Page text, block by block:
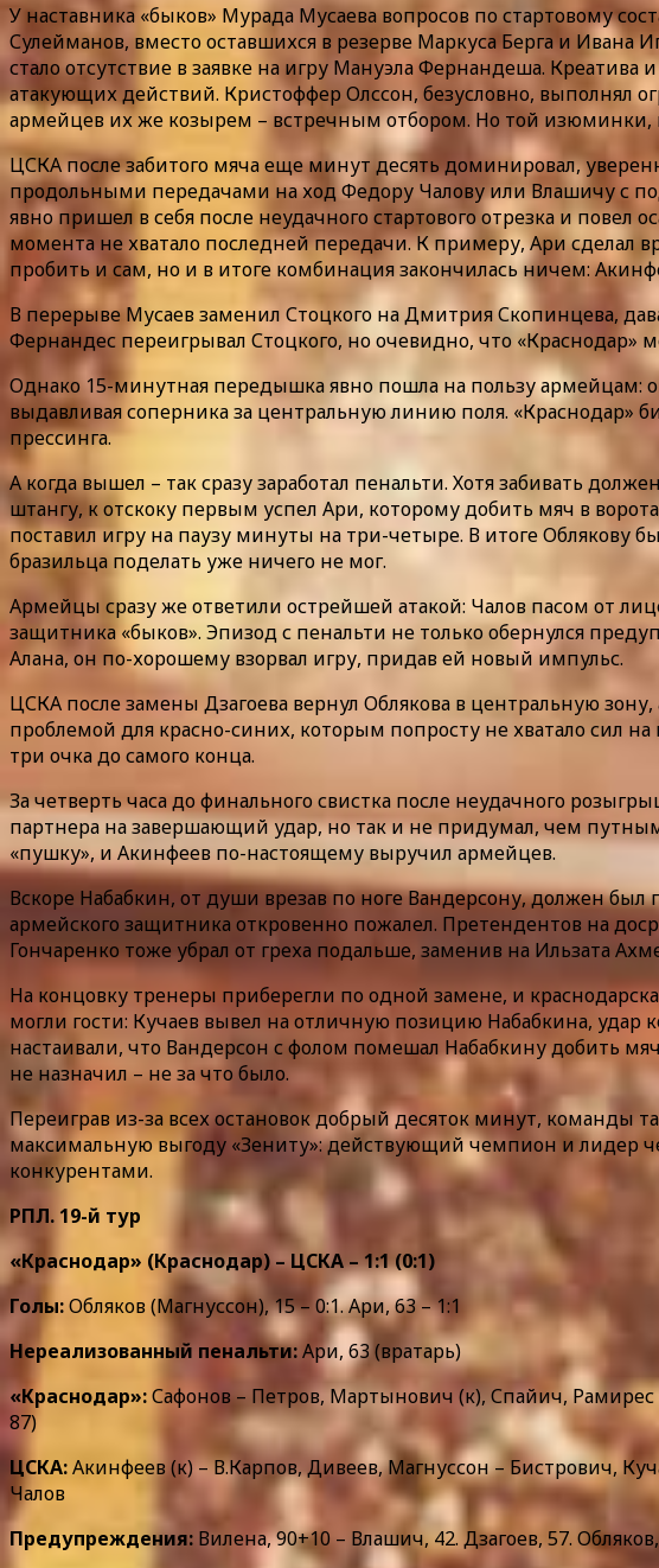
У наставника «быков» Мурада Мусаева вопросов по стартовому
Сулейманов, вместо оставшихся в резерве Маркуса Берга и
стало отсутствие в заявке на игру Мануэла Фернандеша.
атакующих действий. Кристоффер Олссон, безусловно, выполнял
армейцев их же козырем – встречным отбором. Но той изюминки,
ЦСКА после забитого мяча еще минут десять доминировал,
продольными передачами на ход Федору Чалову или Влашичу с
явно пришел в себя после неудачного стартового отрезка и повел
момента не хватало последней передачи. К примеру, Ари сделал
пробить и сам, но и в итоге комбинация закончилась ничем:
В перерыве Мусаев заменил Стоцкого на Дмитрия Скопинцева,
Фернандес переигрывал Стоцкого, но очевидно, что «Краснодар»
Однако 15-минутная передышка явно пошла на пользу армейцам:
выдавливая соперника за центральную линию поля. «Краснодар»
прессинга.
А когда вышел – так сразу заработал пенальти. Хотя забивать
штангу, к отскоку первым успел Ари, которому добить мяч в
поставил игру на паузу минуты на три-четыре. В итоге Облякову
бразильца поделать уже ничего не мог.
Армейцы сразу же ответили острейшей атакой: Чалов пасом от
защитника «быков». Эпизод с пенальти не только обернулся
Алана, он по-хорошему взорвал игру, придав ей новый импульс.
ЦСКА после замены Дзагоева вернул Облякова в центральную
проблемой для красно-синих, которым попросту не хватало сил
три очка до самого конца.
За четверть часа до финального свистка после неудачного
партнера на завершающий удар, но так и не придумал, чем
«пушку», и Акинфеев по-настоящему выручил армейцев.
Вскоре Набабкин, от души врезав по ноге Вандерсону, должен был
армейского защитника откровенно пожалел. Претендентов на
Гончаренко тоже убрал от греха подальше, заменив на Ильзата
На концовку тренеры приберегли по одной замене, и
могли гости: Кучаев вывел на отличную позицию Набабкина, удар
настаивали, что Вандерсон с фолом помешал Набабкину добить
не назначил – не за что было.
Переиграв из-за всех остановок добрый десяток минут, команды
максимальную выгоду «Зениту»: действующий чемпион и лидер
конкурентами.
РПЛ. 19-й тур
«Краснодар» (Краснодар) – ЦСКА – 1:1 (0:1)
Голы:Обляков (Магнуссон), 15 – 0:1. Ари, 63 – 1:1
Нереализованный пенальти:Ари, 63 (вратарь)
«Краснодар»:Сафонов – Петров, Мартынович (к), Спайич, Рамирес
87)
ЦСКА:Акинфеев (к) – В.Карпов, Дивеев, Магнуссон – Бистрович,
Чалов
Предупреждения: Вилена, 90+10 – Влашич, 42. Дзагоев, 57.